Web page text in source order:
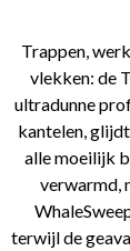
Trappen,
vlekken: de
ultradunne
kantelen,
alle moeilijk
verwarmd,
terwijl de